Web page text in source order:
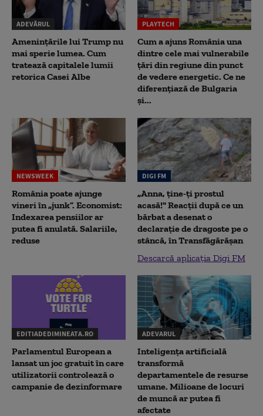
ADEVĂRUL
Amenințările lui Trump nu
mai sperie lumea. Cum
tratează capitalele lumii
retorica Casei Albe
PLAYTECH
Cum a ajuns România una
dintre cele mai vulnerabile
țări din regiune din punct
de vedere energetic. Ce ne
diferențiază de Bulgaria
și...
NEWSWEEK
România poate ajunge
vineri în „junk”. Economist:
Indexarea pensiilor ar
putea fi anulată. Salariile,
reduse
DIGI FM
„Anna, ţine-ţi prostul
acasă!" Reacţii după ce un
bărbat a desenat o
declaraţie de dragoste pe o
stâncă, în Transfăgărăşan
Descarcă aplicația Digi FM
EDITIADEDIMINEATA.RO
Parlamentul European a
lansat un joc gratuit în care
utilizatorii controlează o
campanie de dezinformare
ADEVARUL
Inteligența artificială
transformă
departamentele de resurse
umane. Milioane de locuri
de muncă ar putea fi
afectate